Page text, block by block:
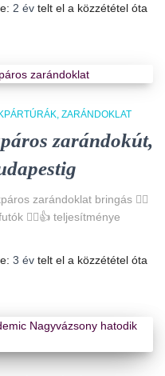
2 év telt el a közzététel óta
ZARÁNDOKLAT
zarándokút,
zarándoklat bringás 🚴‍♀️
🏃‍♀️👍 teljesítménye
3 év telt el a közzététel óta